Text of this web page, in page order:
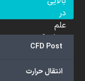
CFD Post
انتقال حرارت
در
علم
دینامیک
سیالات
(CFD)